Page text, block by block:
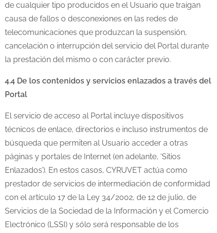
de cualquier tipo producidos en el Usuario que traigan
causa de fallos o desconexiones en las redes de
telecomunicaciones que produzcan la suspensión,
cancelación o interrupción del servicio del Portal durante
la prestación del mismo o con carácter previo.
4.4 De los contenidos y servicios enlazados a través del
Portal
El servicio de acceso al Portal incluye dispositivos
técnicos de enlace, directorios e incluso instrumentos de
búsqueda que permiten al Usuario acceder a otras
páginas y portales de Internet (en adelante, ‘Sitios
Enlazados’). En estos casos, CYRUVET actúa como
prestador de servicios de intermediación de conformidad
con el artículo 17 de la Ley 34/2002, de 12 de julio, de
Servicios de la Sociedad de la Información y el Comercio
Electrónico (LSSI) y sólo será responsable de los